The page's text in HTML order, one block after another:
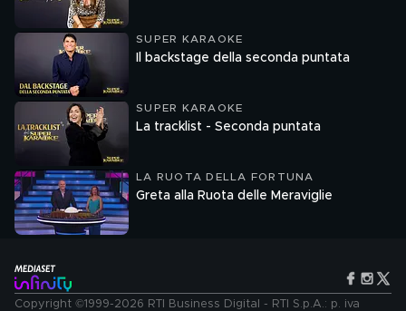
SUPER KARAOKE
Il backstage della seconda puntata
SUPER KARAOKE
La tracklist - Seconda puntata
LA RUOTA DELLA FORTUNA
Greta alla Ruota delle Meraviglie
Copyright ©1999-2026 RTI Business Digital - RTI S.p.A.: p. iva